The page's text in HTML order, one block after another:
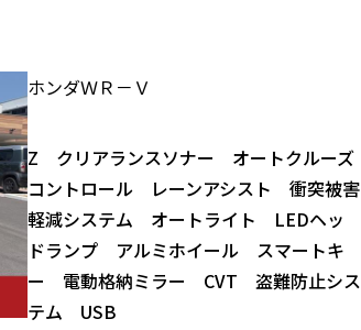
ホンダＷＲ－Ｖ
Z クリアランスソナー オートクルーズ
コントロール レーンアシスト 衝突被害
軽減システム オートライト LEDヘッ
ドランプ アルミホイール スマートキ
ー 電動格納ミラー CVT 盗難防止シス
テム USB